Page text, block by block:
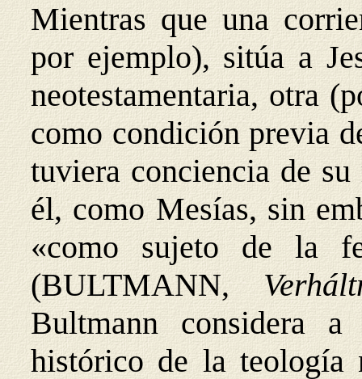
Mientras que una
por ejemplo), sitúa a
neotestamentaria, otra
como condición previa
tuviera conciencia de
él, como Mesías, sin
«como sujeto de la
(BULTMANN,
Bultmann considera a
histórico de la teología